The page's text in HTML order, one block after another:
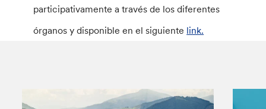
participativamente a través de los diferentes
órganos y disponible en el siguiente link.